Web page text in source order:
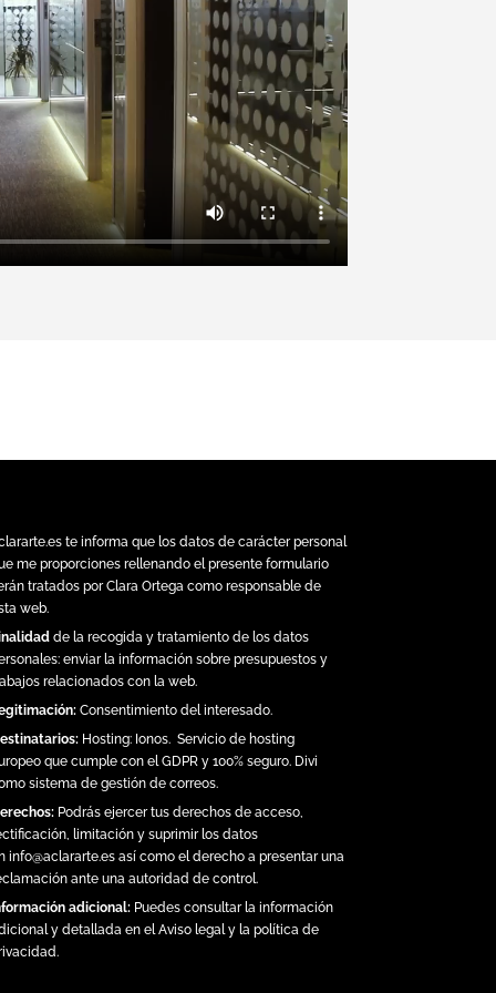
te informa que los datos de carácter personal
me proporciones rellenando el presente formulario
tratados por Clara Ortega como responsable de
web.
de la recogida y tratamiento de los datos
enviar la información sobre presupuestos y
relacionados con la web.
Consentimiento del interesado.
Hosting: Ionos.Servicio de hosting
que cumple con el GDPR y 100% seguro. Divi
sistema de gestión de correos.
Podrás ejercer tus derechos de acceso,
limitación y suprimir los datos
info@aclararte.esasí como el derecho a presentar una
ante una autoridad de control.
adicional:Puedes consultar la información
y detallada en elAviso legal y la política de
.